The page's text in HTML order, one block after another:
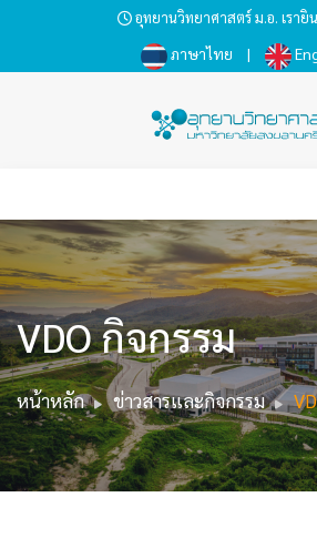
อุทยานวิทยาศาสตร์ ม.อ. เรายิ
ภาษาไทย |
VDO กิจกรรม
หน้าหลัก ข่าวสารและกิจกรรม